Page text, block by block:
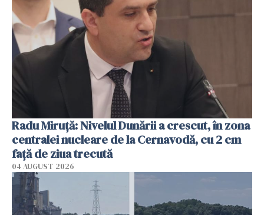
Radu Miruţă: Nivelul Dunării a crescut, în zona
centralei nucleare de la Cernavodă, cu 2 cm
faţă de ziua trecută
04 AUGUST 2026